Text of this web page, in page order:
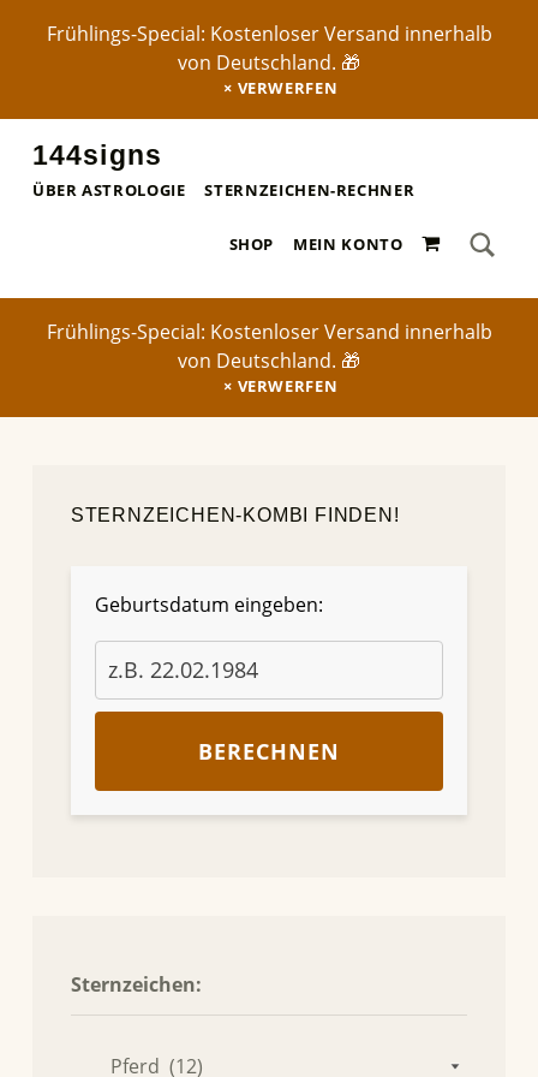
Frühlings-Special: Kostenloser Versand innerhalb
von Deutschland. 🎁
VERWERFEN
144signs
ÜBER ASTROLOGIE STERNZEICHEN-RECHNER
SHOP MEIN KONTO 0 ARTIKEL
Search for:
Frühlings-Special: Kostenloser Versand innerhalb
von Deutschland. 🎁
VERWERFEN
STERNZEICHEN-KOMBI FINDEN!
Geburtsdatum eingeben:
BERECHNEN
Sternzeichen: